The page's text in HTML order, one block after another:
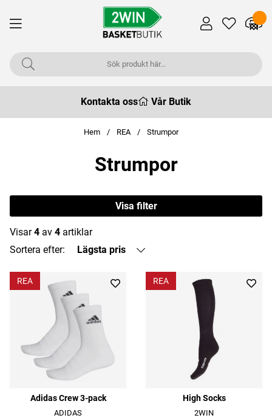
Kontakta oss Vår Butik
Hem REA Strumpor
Strumpor
Visa filter
Visar4 av 4 artiklar
Sortera efter:
Lägsta pris
REA
Adidas Crew 3-pack
ADIDAS
REA
High Socks
2WIN